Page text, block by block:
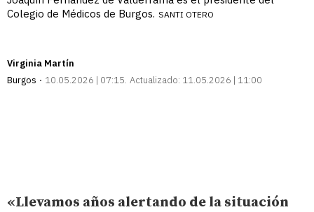
Colegio de Médicos de Burgos. SANTI OTERO
Virginia Martín
Burgos
10.05.2026 | 07:15 Actualizado: 11.05.2026 | 11:00
«Llevamos años alertando de la situación